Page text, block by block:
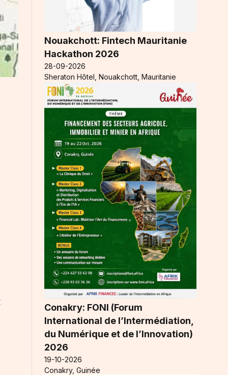
Nouakchott: Fintech Mauritanie
Hackathon 2026
28-09-2026
Sheraton Hôtel, Nouakchott, Mauritanie
Conakry: FONI (Forum
International de l’Intermédiation,
du Numérique et de l’Innovation)
2026
19-10-2026
Conakry, Guinée